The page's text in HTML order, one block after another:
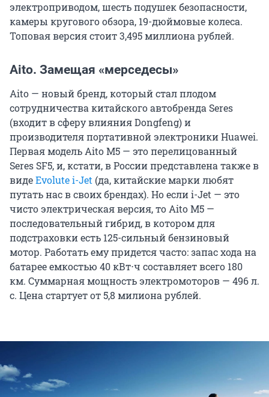
электроприводом, шесть подушек безопасности,
камеры кругового обзора, 19-дюймовые колеса.
Топовая версия стоит 3,495 миллиона рублей.
Aito. Замещая «мерседесы»
Aito — новый бренд, который стал плодом
сотрудничества китайского автобренда Seres
(входит в сферу влияния Dongfeng) и
производителя портативной электроники Huawei.
Первая модель Aito M5 — это перелицованный
Seres SF5, и, кстати, в России представлена также в
видеEvolute i-Jet (да, китайские марки любят
путать нас в своих брендах). Но если i-Jet — это
чисто электрическая версия, то Aito M5 —
последовательный гибрид, в котором для
подстраховки есть 125-сильный бензиновый
мотор. Работать ему придется часто: запас хода на
батарее емкостью 40 кВт⋅ч составляет всего 180
км. Суммарная мощность электромоторов — 496 л.
с. Цена стартует от 5,8 милиона рублей.